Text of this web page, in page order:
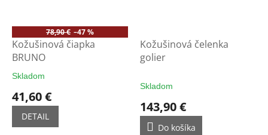
78,90 € –47 %
Kožušinová čiapka
BRUNO
Priemerné
produktu
5,0
Skladom
41,60 €
DETAIL
Kožušinová čelenka
golier
Skladom
143,90 €
Do košíka